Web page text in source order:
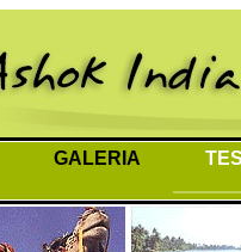
GALERIA